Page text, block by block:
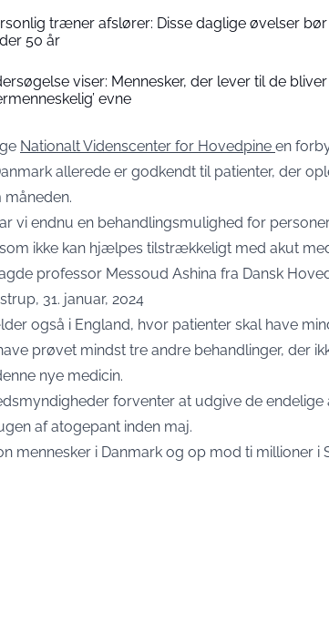
træner afslører: Disse daglige øvelser
50 år
viser: Mennesker, der lever til de bliver
evne
Nationalt Videnscenter for Hovedpine en
allerede er godkendt til patienter, der
vi endnu en behandlingsmulighed for
ikke kan hjælpes tilstrækkeligt med akut
professor Messoud Ashina fra Dansk
31. januar, 2024
også i England, hvor patienter skal have
prøvet mindst tre andre behandlinger, der
nye medicin.
forventer at udgive de endelige
af atogepant inden maj.
mennesker i Danmark og op mod ti millioner i